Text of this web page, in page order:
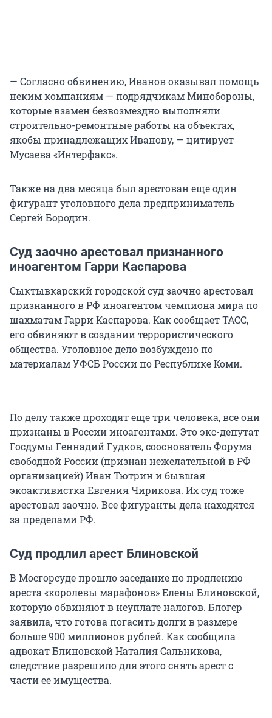
— Согласно обвинению, Иванов оказывал помощь
неким компаниям — подрядчикам Минобороны,
которые взамен безвозмездно выполняли
строительно-ремонтные работы на объектах,
якобы принадлежащих Иванову, — цитирует
Мусаева «Интерфакс».
Также на два месяца был арестован еще один
фигурант уголовного дела предприниматель
Сергей Бородин.
Суд заочно арестовал признанного
иноагентом Гарри Каспарова
Сыктывкарский городской суд заочно арестовал
признанного в РФ иноагентом чемпиона мира по
шахматам Гарри Каспарова. Как сообщает ТАСС,
его обвиняют в создании террористического
общества. Уголовное дело возбуждено по
материалам УФСБ России по Республике Коми.
По делу также проходят еще три человека, все они
признаны в России иноагентами. Это экс-депутат
Госдумы Геннадий Гудков, сооснователь Форума
свободной России (признан нежелательной в РФ
организацией) Иван Тютрин и бывшая
экоактивистка Евгения Чирикова. Их суд тоже
арестовал заочно. Все фигуранты дела находятся
за пределами РФ.
Суд продлил арест Блиновской
В Мосгорсуде прошло заседание по продлению
ареста «королевы марафонов» Елены Блиновской,
которую обвиняют в неуплате налогов. Блогер
заявила, что готова погасить долги в размере
больше 900 миллионов рублей. Как сообщила
адвокат Блиновской Наталия Сальникова,
следствие разрешило для этого снять арест с
части ее имущества.